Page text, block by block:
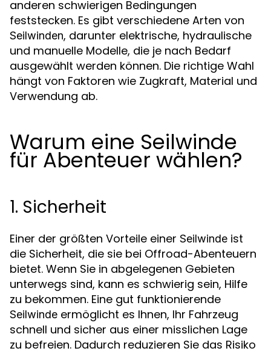
anderen schwierigen Bedingungen
feststecken. Es gibt verschiedene Arten von
Seilwinden, darunter elektrische, hydraulische
und manuelle Modelle, die je nach Bedarf
ausgewählt werden können. Die richtige Wahl
hängt von Faktoren wie Zugkraft, Material und
Verwendung ab.
Warum eine Seilwinde
für Abenteuer wählen?
1. Sicherheit
Einer der größten Vorteile einer Seilwinde ist
die Sicherheit, die sie bei Offroad-Abenteuern
bietet. Wenn Sie in abgelegenen Gebieten
unterwegs sind, kann es schwierig sein, Hilfe
zu bekommen. Eine gut funktionierende
Seilwinde ermöglicht es Ihnen, Ihr Fahrzeug
schnell und sicher aus einer misslichen Lage
zu befreien. Dadurch reduzieren Sie das Risiko